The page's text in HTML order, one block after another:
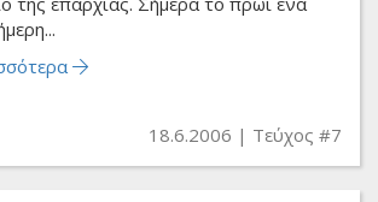
18.6.2006 Τεύχος #7